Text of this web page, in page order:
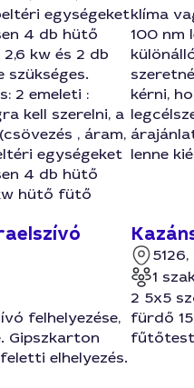
egységeket
4 db hütő
kw és 2 db
szükséges.
2 emeleti :
kell szerelni, a
, áram,
egységeket
4 db hütő
hütő fütő
klíma
100 nm
kérni,
lenne
felhelyezése,
Gipszkarton
elhelyezés.
1
2 5x5
fürdő